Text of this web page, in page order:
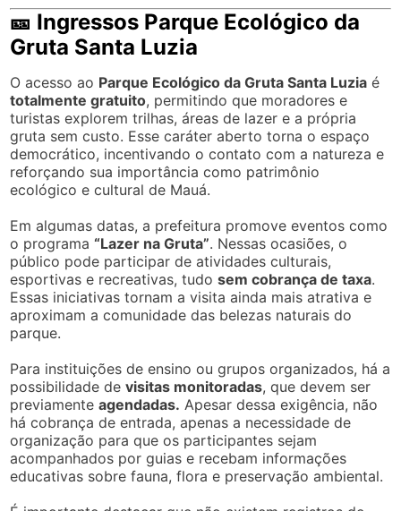
🎫 Ingressos Parque Ecológico da
Gruta Santa Luzia
O acesso ao Parque Ecológico da Gruta Santa Luzia é
totalmente gratuito, permitindo que moradores e
turistas explorem trilhas, áreas de lazer e a própria
gruta sem custo. Esse caráter aberto torna o espaço
democrático, incentivando o contato com a natureza e
reforçando sua importância como patrimônio
ecológico e cultural de Mauá.
Em algumas datas, a prefeitura promove eventos como
o programa“Lazer na Gruta”. Nessas ocasiões, o
público pode participar de atividades culturais,
esportivas e recreativas, tudosem cobrança de taxa.
Essas iniciativas tornam a visita ainda mais atrativa e
aproximam a comunidade das belezas naturais do
parque.
Para instituições de ensino ou grupos organizados, há a
possibilidade devisitas monitoradas, que devem ser
previamenteagendadas. Apesar dessa exigência, não
há cobrança de entrada, apenas a necessidade de
organização para que os participantes sejam
acompanhados por guias e recebam informações
educativas sobre fauna, flora e preservação ambiental.